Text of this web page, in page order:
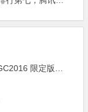
《冒险岛2》携Paul Frank（大嘴猴）亮相TGC2016 限定版蘑菇巧克力首发